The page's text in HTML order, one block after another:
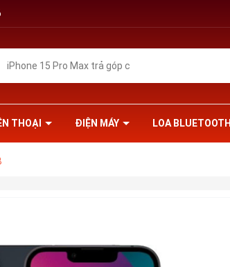
THOẠI ĐIỆN MÁY LOA BLUETOOTH